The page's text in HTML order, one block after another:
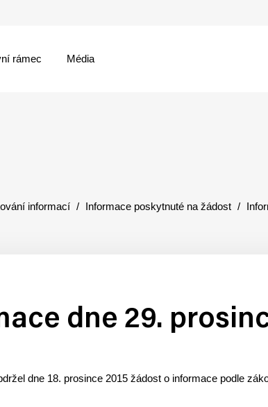
rámec Média
informací Informace poskytnuté na žádost
dne 29.
dne 18. prosince 2015 žádost o informace podle